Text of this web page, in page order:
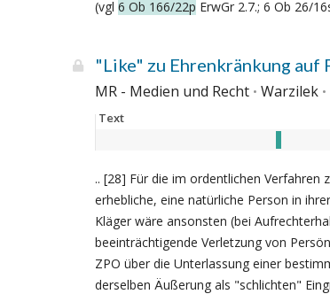
(vgl 6 Ob 166/22p ErwGr 2.7.; 6 Ob 26/
"Like" zu Ehrenkränkung
MR - Medien und Recht Warzilek
Text
.. [28] Für die im ordentlichen
erhebliche, eine natürliche Person in
Kläger wäre ansonsten (bei
beeinträchtigende Verletzung von
ZPO über die Unterlassung einer
derselben Äußerung als "schlichten"